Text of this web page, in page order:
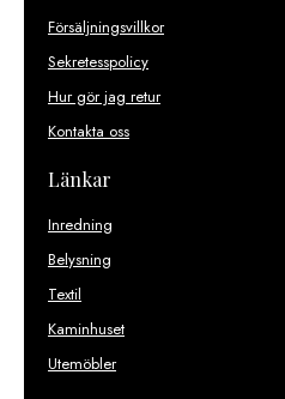
Försäljningsvillkor
Sekretesspolicy
Hur gör jag retur
Kontakta oss
Länkar
Inredning
Belysning
Textil
Kaminhuset
Utemöbler